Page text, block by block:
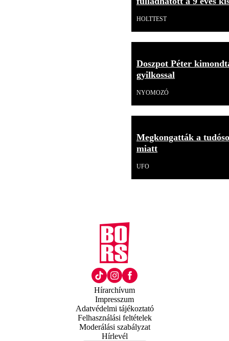
HOLTTEST
Doszpot Péter
gyilkossal
NYOMOZÓ
Megkongatták a
miatt
UFO
Hírarchívum
Impresszum
Adatvédelmi tájékoztató
Felhasználási feltételek
Moderálási szabályzat
Hírlevél